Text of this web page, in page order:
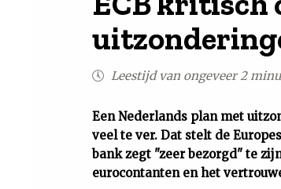
Leestijd van ongeveer 2
Een Nederlands plan met
veel te ver. Dat stelt de
bank zegt "zeer bezorgd" te
eurocontanten en het